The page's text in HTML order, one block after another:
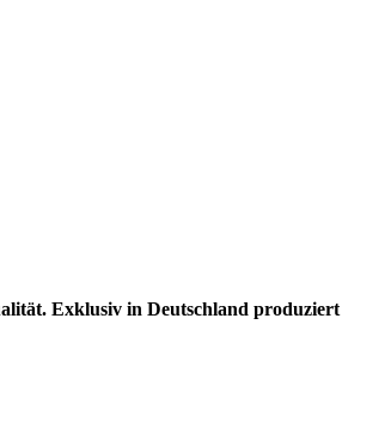
Exklusiv in Deutschland produziert